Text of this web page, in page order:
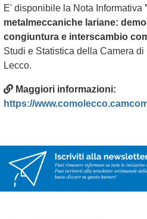
E' disponibile la Nota Informativa
metalmeccaniche lariane:
congiuntura e interscambio
Studi e Statistica della Camera
Lecco.
Maggiori informazioni:
https://